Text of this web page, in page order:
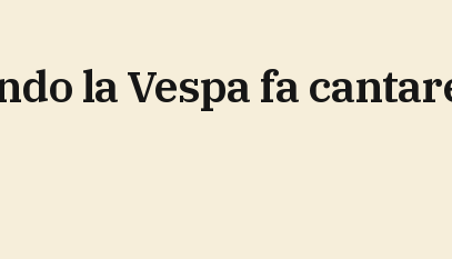
la Vespa fa